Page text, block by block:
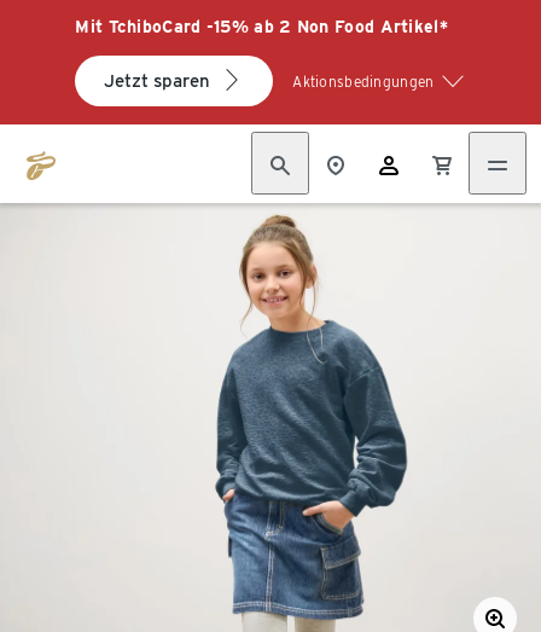
Mit TchiboCard -15% ab 2 Non Food Artikel*
Jetzt sparen Aktionsbedingungen